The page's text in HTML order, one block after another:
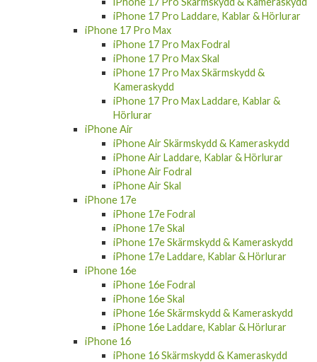
iPhone 17 Pro Max
iPhone 17 Pro Max Fodral
iPhone 17 Pro Max Skal
iPhone 17 Pro Max Skärmskydd &
Kameraskydd
iPhone 17 Pro Max Laddare, Kablar &
Hörlurar
iPhone Air
iPhone Air Skärmskydd & Kameraskydd
iPhone Air Laddare, Kablar & Hörlurar
iPhone Air Fodral
iPhone Air Skal
iPhone 17e
iPhone 17e Fodral
iPhone 17e Skal
iPhone 17e Skärmskydd & Kameraskydd
iPhone 17e Laddare, Kablar & Hörlurar
iPhone 16e
iPhone 16e Fodral
iPhone 16e Skal
iPhone 16e Skärmskydd & Kameraskydd
iPhone 16e Laddare, Kablar & Hörlurar
iPhone 16
iPhone 16 Skärmskydd & Kameraskydd
iPhone 16 Laddare, Kablar & Hörlurar